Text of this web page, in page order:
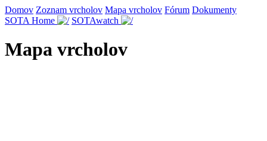
Domov Zoznam vrcholov Mapa vrcholov Fórum Dokumenty
SOTA Home
SOTAwatch
Mapa vrcholov